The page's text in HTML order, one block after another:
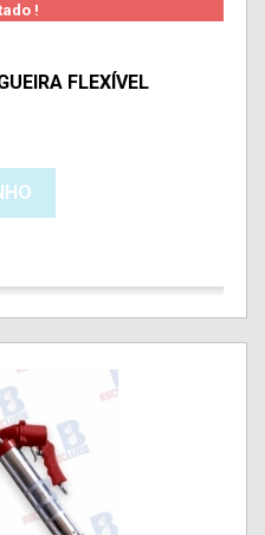
!
FLEXÍVEL